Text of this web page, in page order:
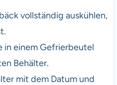
vollständig auskühlen,
in einem Gefrierbeutel
Behälter.
mit dem Datum und